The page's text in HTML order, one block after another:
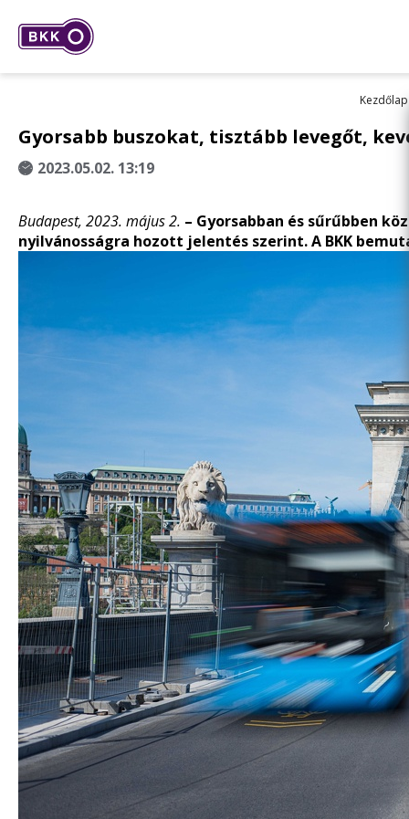
Kezdőlap
Gyorsabb buszokat, tisztább levegőt,
2023.05.02. 13:19
Budapest, 2023. május 2. – Gyorsabban és sűrűbben
nyilvánosságra hozott jelentés szerint. A BKK